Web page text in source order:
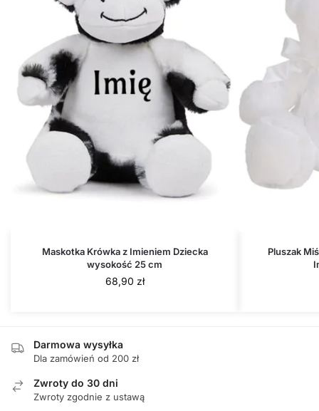
Maskotka Krówka z Imieniem Dziecka
wysokość 25 cm
68,90 zł
Pluszak
Darmowa wysyłka
Dla zamówień od 200 zł
Zwroty do 30 dni
Zwroty zgodnie z ustawą